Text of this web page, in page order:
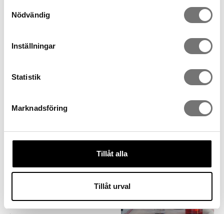
Nödvändig
Inställningar
Statistik
Marknadsföring
Tillåt alla
Tillåt urval
LUMI Ljusstake petrolblå LUMI Ljusstake bärnsten